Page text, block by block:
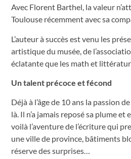
Avec Florent Barthel, la valeur
Toulouse récemment avec sa
L’auteur à succès est venu les
artistique du musée, de
éclatante que les math et
Un talent précoce et fécond
Déjà à l’âge de 10 ans la passion
là. Il n’a jamais reposé sa plume
voilà l’aventure de l’écriture qui
une ville de province, bâtiments
réserve des surprises…